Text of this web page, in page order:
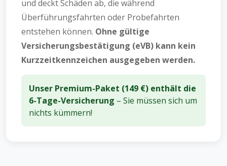
und deckt Schäden ab, die während
Überführungsfahrten oder Probefahrten
entstehen können. Ohne gültige
Versicherungsbestätigung (eVB) kann kein
Kurzzeitkennzeichen ausgegeben werden.
Unser Premium-Paket (149 €) enthält die
6-Tage-Versicherung – Sie müssen sich um
nichts kümmern!